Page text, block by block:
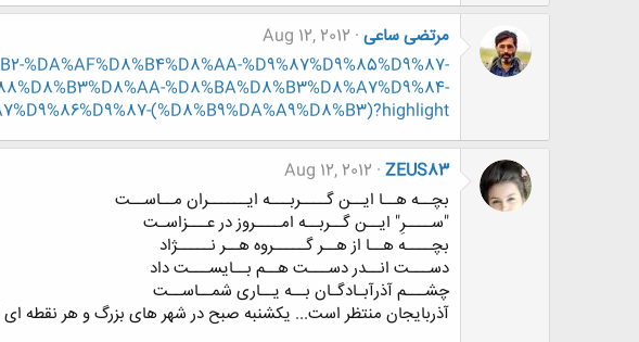
مرتضی ساعی Aug 12, 2012
%D9%87%D9%85%D9%87-
%D8%BA%D8%B3%D8%A7%D9%84-
(%D8%B9%DA%A9%D8%B3)?highlight=
ZEUS83
Aug 12, 2012
بچــه هــا ایــن گــــربـــه ایــــــران مــاســت
"ســــرِ" ایــن گــربــه امــــروز در عـــزاسـت
بچــــه هــا از هــر گـــــروه هــر نـــــژاد
دســـت انــدر دســـت هــم بــایســـت داد
چشـــم آذرآبـادگـان بــه یــاری شمــاســت
آذربایجان منتظر است... یکشنبه صبح در شهر های بزرگ و هر نقطه ای